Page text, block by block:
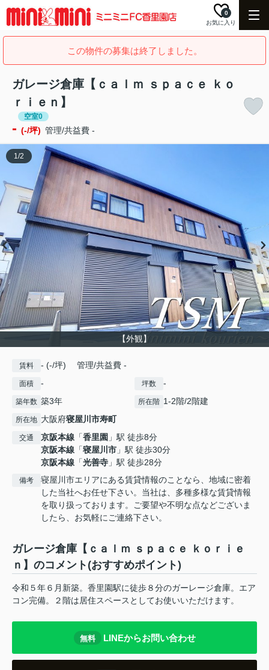
お気に入り
0
この物件の募集は終了しました。
ガレージ倉庫【ｃａｌｍ ｓｐａｃｅ ｋｏ
ｒｉｅｎ】
空室0
- (-/坪) 管理/共益費 -
【外観】
1/2
賃料 - (-/坪) 管理/共益費 -
面積 - 坪数 -
築年数 築3年 所在階 1-2階/2階建
所在地 大阪府寝屋川市寿町
交通 京阪本線 「香里園 」駅 徒歩8分
京阪本線 「寝屋川市 」駅 徒歩30分
京阪本線 「光善寺 」駅 徒歩28分
備考
寝屋川市エリアにある賃貸情報のことなら、地域に密着
した当社へお任せ下さい。当社は、多種多様な賃貸情報
を取り扱っております。ご要望や不明な点などございま
したら、お気軽にご連絡下さい。
ガレージ倉庫【ｃａｌｍ ｓｐａｃｅ ｋｏｒｉｅ
ｎ】のコメント(おすすめポイント)
令和５年６月新築。香里園駅に徒歩８分のガーレージ倉庫。エア
コン完備。２階は居住スペースとしてお使いいただけます。
無料 LINEからお問い合わせ